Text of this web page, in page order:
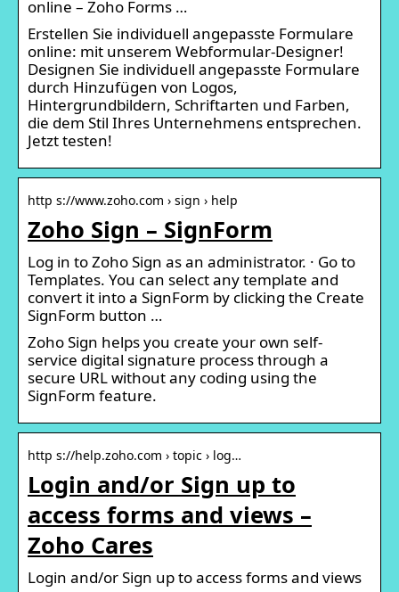
online – Zoho Forms …
Erstellen Sie individuell angepasste Formulare
online: mit unserem Webformular-Designer!
Designen Sie individuell angepasste Formulare
durch Hinzufügen von Logos,
Hintergrundbildern, Schriftarten und Farben,
die dem Stil Ihres Unternehmens entsprechen.
Jetzt testen!
http s://www.zoho.com › sign › help
Zoho Sign – SignForm
Log in to Zoho Sign as an administrator. · Go to
Templates. You can select any template and
convert it into a SignForm by clicking the Create
SignForm button …
Zoho Sign helps you create your own self-
service digital signature process through a
secure URL without any coding using the
SignForm feature.
http s://help.zoho.com › topic › log…
Login and/or Sign up to
access forms and views –
Zoho Cares
Login and/or Sign up to access forms and views